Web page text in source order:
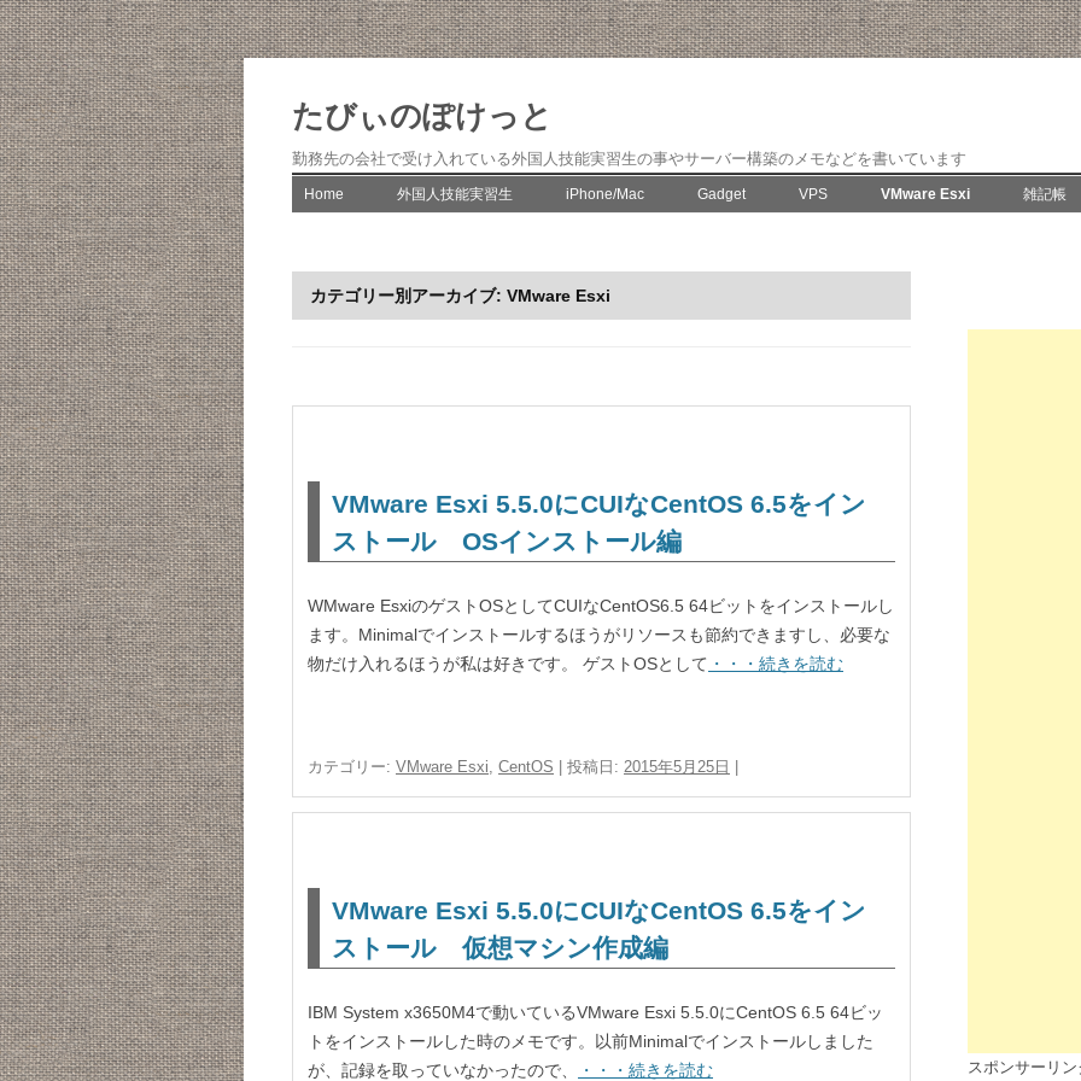
たびぃのぽけっと
勤務先の会社で受け入れている外国人技能実習生の事やサーバー構築のメモなどを書いています
ン
テ
へ
Home 外国人技能実習生
二期生の実習生日記
その他
iPhone/Mac Gadget VPS VMware Esxi 雑記帳
カテゴリー別アーカイブ: VMware Esxi
VMware Esxi 5.5.0にCUIなCentOS 6.5をイン
ストール OSインストール編
WMware EsxiのゲストOSとしてCUIなCentOS6.5 64ビットをインストールし
ます。Minimalでインストールするほうがリソースも節約できますし、必要な
物だけ入れるほうが私は好きです。 ゲストOSとして ・・・続きを読む
カテゴリー: VMware Esxi, CentOS | 投稿日: 2015年5月25日
VMware Esxi 5.5.0にCUIなCentOS 6.5をイン
ストール 仮想マシン作成編
IBM System x3650M4で動いているVMware Esxi 5.5.0にCentOS 6.5 64ビッ
トをインストールした時のメモです。以前Minimalでインストールしました
が、記録を取っていなかったので、
・・・続きを読む スポンサーリン